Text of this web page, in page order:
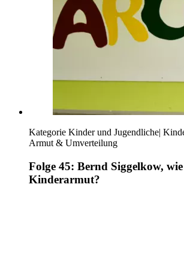
Kategorie Kinder und Jugendliche|
Armut & Umverteilung
Folge 45: Bernd Siggelkow,
Kinderarmut?